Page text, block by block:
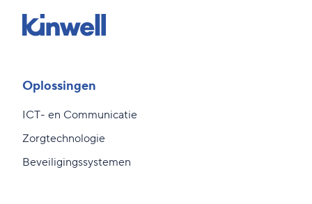
Oplossingen
ICT- en Communicatie
Zorgtechnologie
Beveiligingssystemen